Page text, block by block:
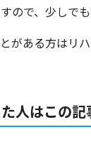
ので、少しで
がある方はリ
人はこの記